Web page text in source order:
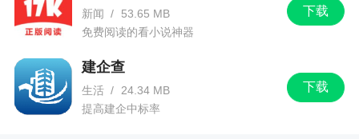
下载
新闻 /
53.65 MB
免费阅读的看小说神器
下载
建企查
生活 /
24.34 MB
提高建企中标率